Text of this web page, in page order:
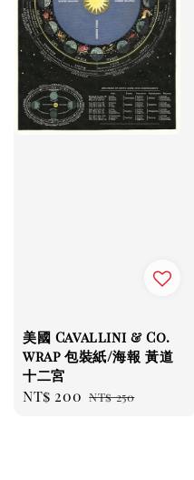
美國 Cavallini & Co.
wrap 包裝紙/海報 黃道
十二宮
Sale
NT$ 200 Regular
NT$ 250